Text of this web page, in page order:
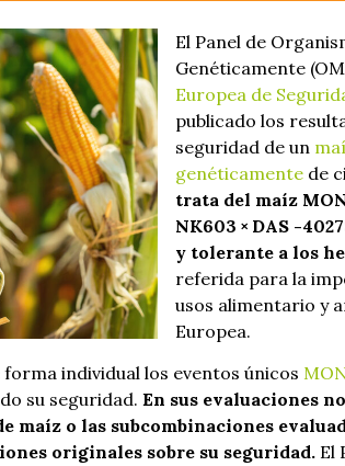
El Panel de
Genéticamente
Europea de
publicado los
seguridad de un
genéticamente de
trata del maíz MON
NK603 × DAS -
y tolerante a los
referida para la
usos alimentario y
Europea.
forma individual los eventos únicos
su seguridad. En sus evaluaciones
maíz o las subcombinaciones
originales sobre su seguridad. El